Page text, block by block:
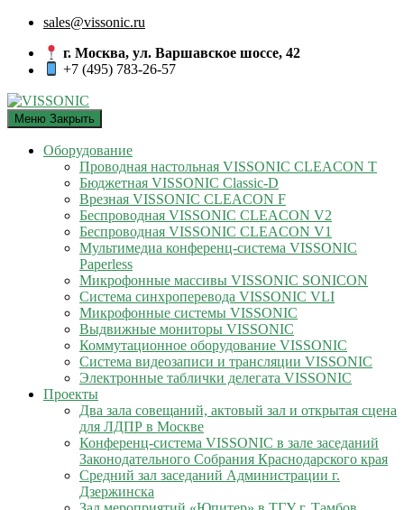
sales@vissonic.ru
г. Москва, ул. Варшавское шоссе, 42
+7 (495) 783-26-57
Меню Закрыть
Оборудование
Проводная настольная VISSONIC CLEACON T
Бюджетная VISSONIC Classic-D
Врезная VISSONIC CLEACON F
Беспроводная VISSONIC CLEACON V2
Беспроводная VISSONIC CLEACON V1
Мультимедиа конференц-система VISSONIC
Paperless
Микрофонные массивы VISSONIC SONICON
Система синхроперевода VISSONIC VLI
Микрофонные системы VISSONIC
Выдвижные мониторы VISSONIC
Коммутационное оборудование VISSONIC
Система видеозаписи и трансляции VISSONIC
Электронные таблички делегата VISSONIC
Проекты
Два зала совещаний, актовый зал и открытая сцена
для ЛДПР в Москве
Конференц-система VISSONIC в зале заседаний
Законодательного Собрания Краснодарского края
Средний зал заседаний Администрации г.
Дзержинска